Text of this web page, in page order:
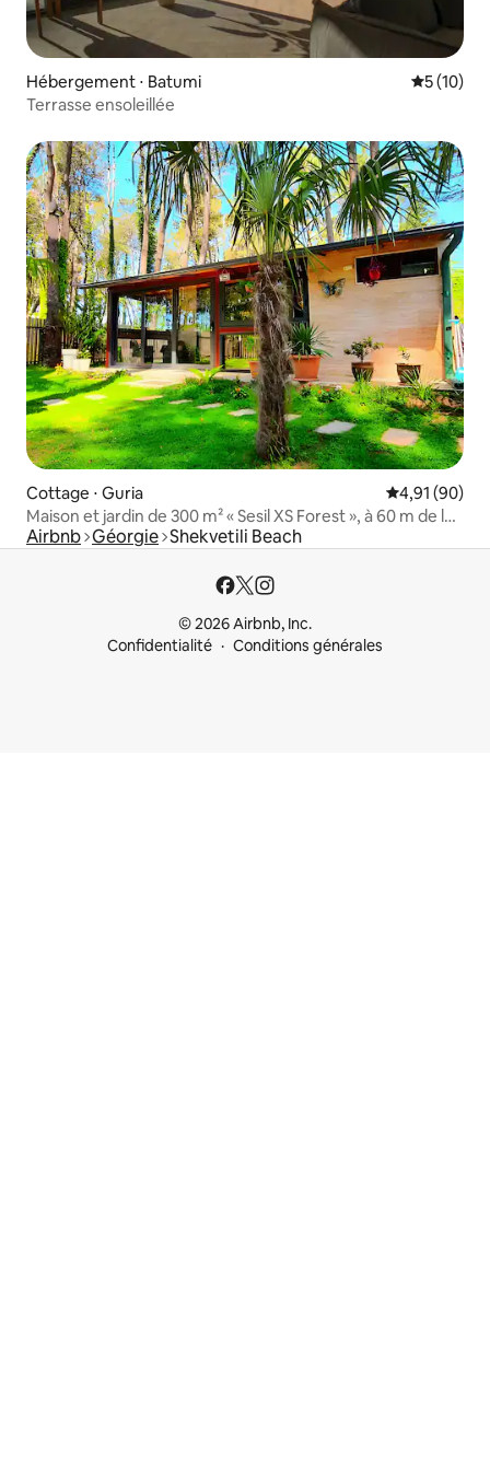
Hébergement ⋅ Batumi
5 (10)
Terrasse ensoleillée
Cottage ⋅ Guria Évaluation
4,91 (90)
Maison et jardin de 300 m² « Sesil XS Forest », à 60 m de la
plage.
Airbnb Géorgie Shekvetili Beach
© 2026 Airbnb, Inc.
Confidentialité
Conditions générales